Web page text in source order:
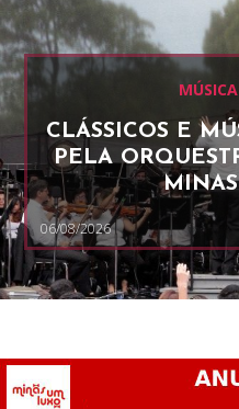
CLÁSSICOS E
PELA
06/08/2026